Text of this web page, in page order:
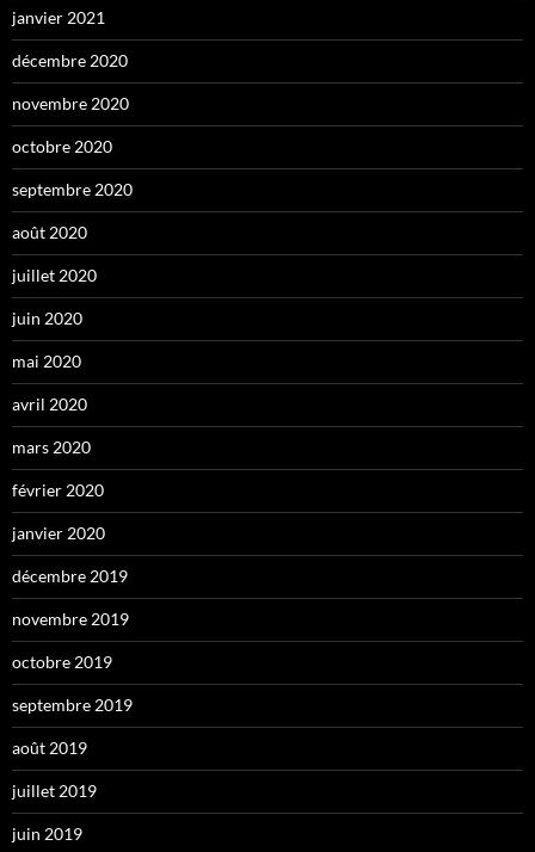
janvier 2021
décembre 2020
novembre 2020
octobre 2020
septembre 2020
août 2020
juillet 2020
juin 2020
mai 2020
avril 2020
mars 2020
février 2020
janvier 2020
décembre 2019
novembre 2019
octobre 2019
septembre 2019
août 2019
juillet 2019
juin 2019